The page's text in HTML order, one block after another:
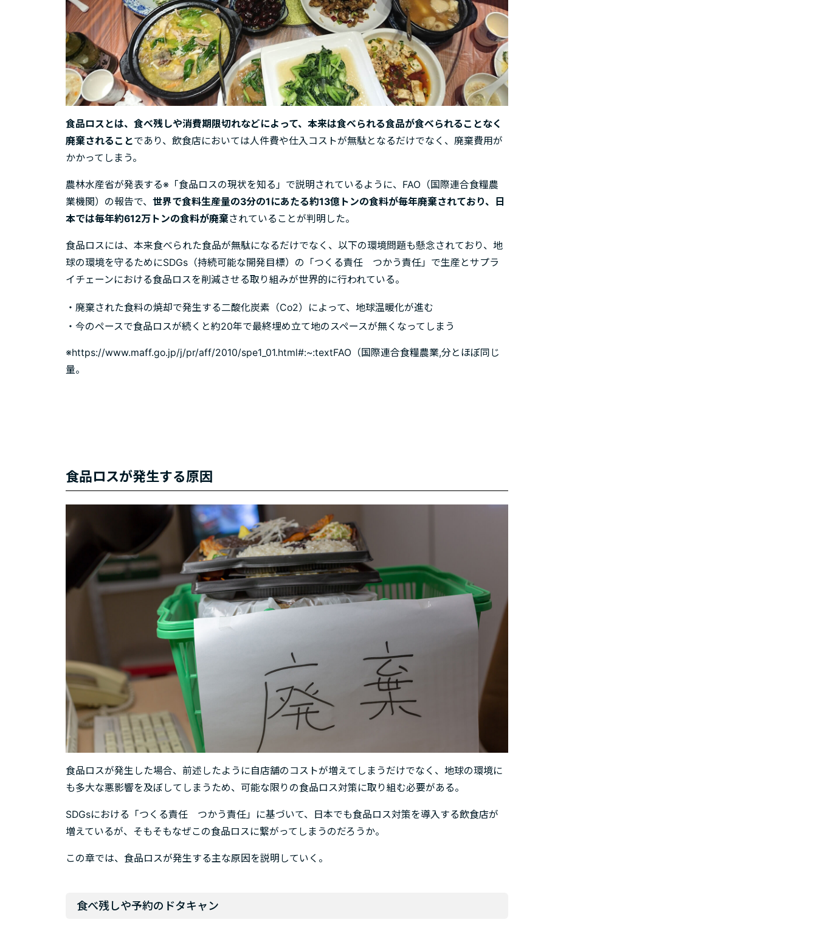
食品ロスとは、食べ残しや消費期限切れなどによって、本来は食べられる食品が食べられることなく
廃棄されることであり、飲食店においては人件費や仕入コストが無駄となるだけでなく、廃棄費用が
かかってしまう。
農林水産省が発表する※「食品ロスの現状を知る」で説明されているように、FAO（国際連合食糧農
業機関）の報告で、世界で食料生産量の3分の1にあたる約13億トンの食料が毎年廃棄されており、日
本では毎年約612万トンの食料が廃棄されていることが判明した。
食品ロスには、本来食べられた食品が無駄になるだけでなく、以下の環境問題も懸念されており、地
球の環境を守るためにSDGs（持続可能な開発目標）の「つくる責任 つかう責任」で生産とサプラ
イチェーンにおける食品ロスを削減させる取り組みが世界的に行われている。
・廃棄された食料の焼却で発生する二酸化炭素（Co2）によって、地球温暖化が進む
・今のペースで食品ロスが続くと約20年で最終埋め立て地のスペースが無くなってしまう
※https://www.maff.go.jp/j/pr/aff/2010/spe1_01.html#:~:textFAO（国際連合食糧農業,分とほぼ同じ
量。
食品ロスが発生する原因
食品ロスが発生した場合、前述したように自店舗のコストが増えてしまうだけでなく、地球の環境に
も多大な悪影響を及ぼしてしまうため、可能な限りの食品ロス対策に取り組む必要がある。
SDGsにおける「つくる責任 つかう責任」に基づいて、日本でも食品ロス対策を導入する飲食店が
増えているが、そもそもなぜこの食品ロスに繋がってしまうのだろうか。
この章では、食品ロスが発生する主な原因を説明していく。
食べ残しや予約のドタキャン